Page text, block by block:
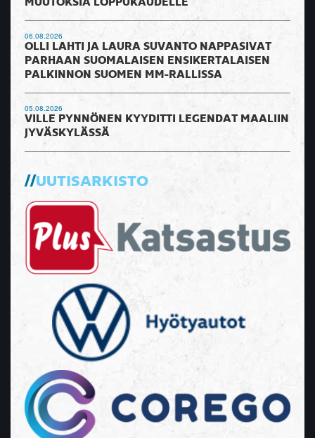
MUUTOKSIA LOPPUKAUDELLE
06.08.2026
OLLI LAHTI JA LAURA SUVANTO NAPPASIVAT
PARHAAN SUOMALAISEN ENSIKERTALAISEN
PALKINNON SUOMEN MM-RALLISSA
05.08.2026
VILLE PYNNÖNEN KYYDITTI LEGENDAT MAALIIN
JYVÄSKYLÄSSÄ
UUTISARKISTO